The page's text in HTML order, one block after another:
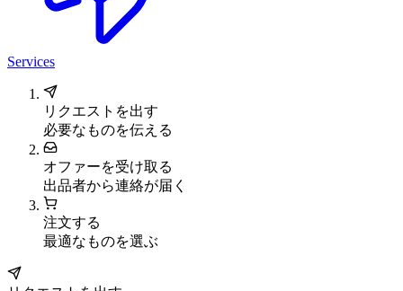
Services
リクエストを出す
必要なものを伝える
オファーを受け取る
出品者から連絡が届く
注文する
最適なものを選ぶ